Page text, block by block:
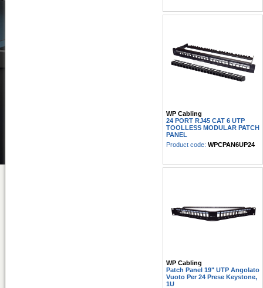
WP Cabling
24 PORT RJ45 CAT 6 UTP
TOOLLESS MODULAR PATCH
PANEL
Product code: WPCPAN6UP24
WP Cabling
Patch Panel 19" UTP Angolato
Vuoto Per 24 Prese Keystone,
1U